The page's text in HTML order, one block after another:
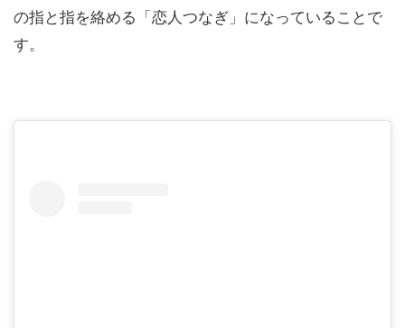
の指と指を絡める「恋人つなぎ」になっていることで
す。